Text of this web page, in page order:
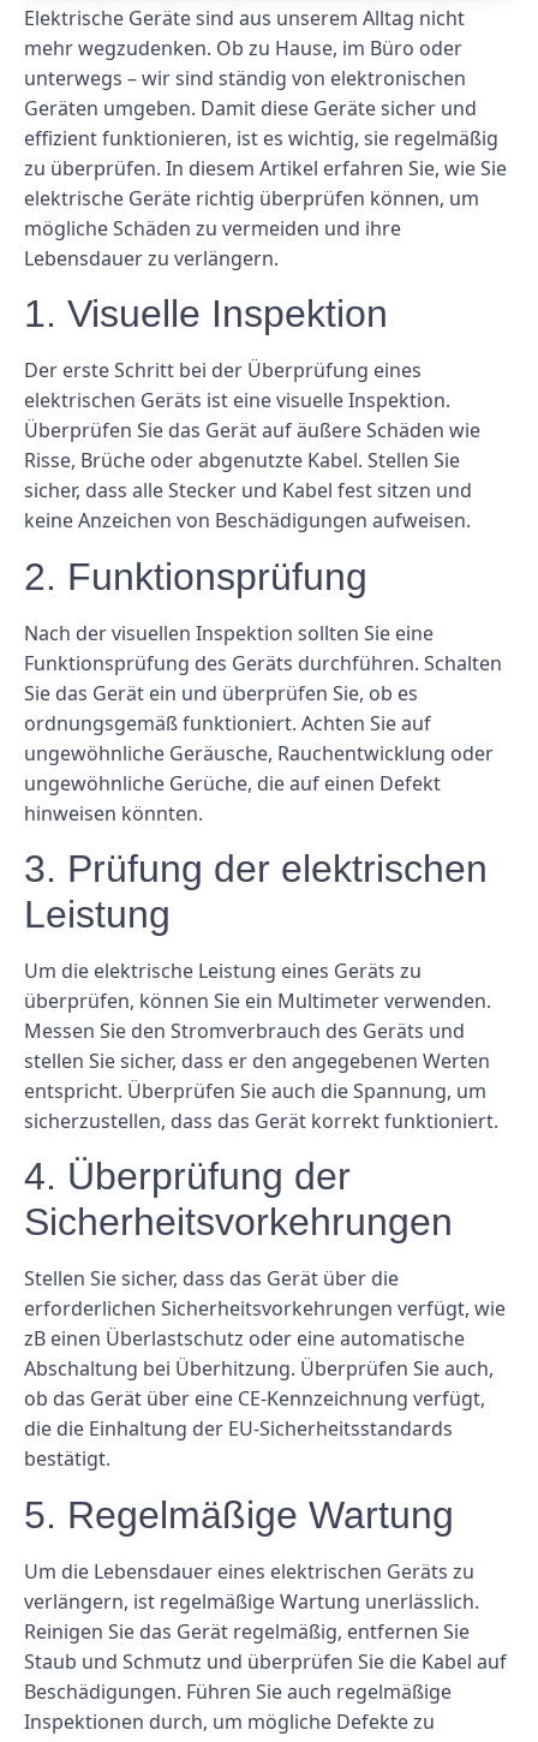
Elektrische Geräte sind aus unserem Alltag nicht
mehr wegzudenken. Ob zu Hause, im Büro oder
unterwegs – wir sind ständig von elektronischen
Geräten umgeben. Damit diese Geräte sicher und
effizient funktionieren, ist es wichtig, sie regelmäßig
zu überprüfen. In diesem Artikel erfahren Sie, wie Sie
elektrische Geräte richtig überprüfen können, um
mögliche Schäden zu vermeiden und ihre
Lebensdauer zu verlängern.
1. Visuelle Inspektion
Der erste Schritt bei der Überprüfung eines
elektrischen Geräts ist eine visuelle Inspektion.
Überprüfen Sie das Gerät auf äußere Schäden wie
Risse, Brüche oder abgenutzte Kabel. Stellen Sie
sicher, dass alle Stecker und Kabel fest sitzen und
keine Anzeichen von Beschädigungen aufweisen.
2. Funktionsprüfung
Nach der visuellen Inspektion sollten Sie eine
Funktionsprüfung des Geräts durchführen. Schalten
Sie das Gerät ein und überprüfen Sie, ob es
ordnungsgemäß funktioniert. Achten Sie auf
ungewöhnliche Geräusche, Rauchentwicklung oder
ungewöhnliche Gerüche, die auf einen Defekt
hinweisen könnten.
3. Prüfung der elektrischen
Leistung
Um die elektrische Leistung eines Geräts zu
überprüfen, können Sie ein Multimeter verwenden.
Messen Sie den Stromverbrauch des Geräts und
stellen Sie sicher, dass er den angegebenen Werten
entspricht. Überprüfen Sie auch die Spannung, um
sicherzustellen, dass das Gerät korrekt funktioniert.
4. Überprüfung der
Sicherheitsvorkehrungen
Stellen Sie sicher, dass das Gerät über die
erforderlichen Sicherheitsvorkehrungen verfügt, wie
zB einen Überlastschutz oder eine automatische
Abschaltung bei Überhitzung. Überprüfen Sie auch,
ob das Gerät über eine CE-Kennzeichnung verfügt,
die die Einhaltung der EU-Sicherheitsstandards
bestätigt.
5. Regelmäßige Wartung
Um die Lebensdauer eines elektrischen Geräts zu
verlängern, ist regelmäßige Wartung unerlässlich.
Reinigen Sie das Gerät regelmäßig, entfernen Sie
Staub und Schmutz und überprüfen Sie die Kabel auf
Beschädigungen. Führen Sie auch regelmäßige
Inspektionen durch, um mögliche Defekte zu